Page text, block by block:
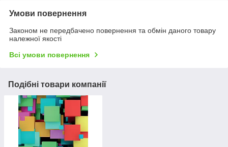
Умови повернення
Законом не передбачено повернення та обмін даного товару
належної якості
Всі умови повернення
Подібні товари компанії